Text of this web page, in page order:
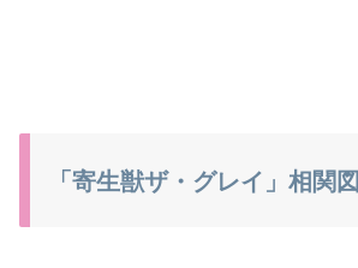
「寄生獣ザ・グレイ」相関図